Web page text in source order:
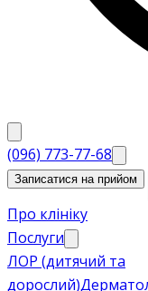
(096) 773-77-68
Записатися на прийом
Про клініку
Послуги
ЛОР (дитячий та
дорослий)